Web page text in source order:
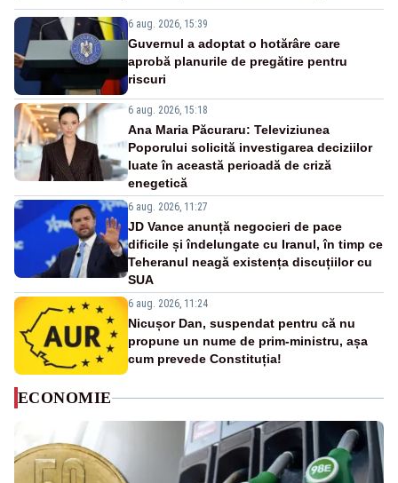
6 aug. 2026, 15:39
Guvernul a adoptat o hotărâre care
aprobă planurile de pregătire pentru
riscuri
6 aug. 2026, 15:18
Ana Maria Păcuraru: Televiziunea
Poporului solicită investigarea deciziilor
luate în această perioadă de criză
enegetică
6 aug. 2026, 11:27
JD Vance anunță negocieri de pace
dificile și îndelungate cu Iranul, în timp ce
Teheranul neagă existența discuțiilor cu
SUA
6 aug. 2026, 11:24
Nicușor Dan, suspendat pentru că nu
propune un nume de prim-ministru, așa
cum prevede Constituția!
ECONOMIE